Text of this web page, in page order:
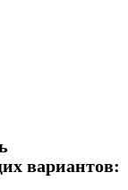
вариантов: